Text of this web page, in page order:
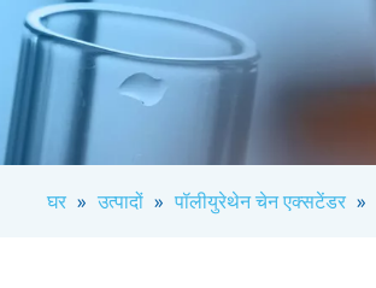
घर » उत्पादों » पॉलीयुरेथेन चेन एक्सटेंडर »